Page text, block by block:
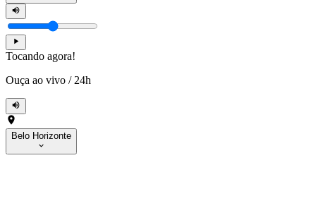
Tocando agora!
Ouça ao vivo / 24h
Belo Horizonte